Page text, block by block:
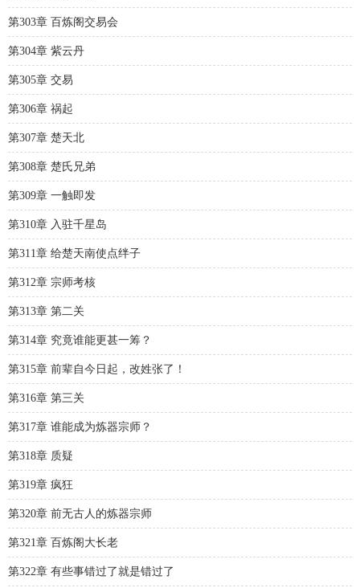
第303章 百炼阁交易会
第304章 紫云丹
第305章 交易
第306章 祸起
第307章 楚天北
第308章 楚氏兄弟
第309章 一触即发
第310章 入驻千星岛
第311章 给楚天南使点绊子
第312章 宗师考核
第313章 第二关
第314章 究竟谁能更甚一筹？
第315章 前辈自今日起，改姓张了！
第316章 第三关
第317章 谁能成为炼器宗师？
第318章 质疑
第319章 疯狂
第320章 前无古人的炼器宗师
第321章 百炼阁大长老
第322章 有些事错过了就是错过了